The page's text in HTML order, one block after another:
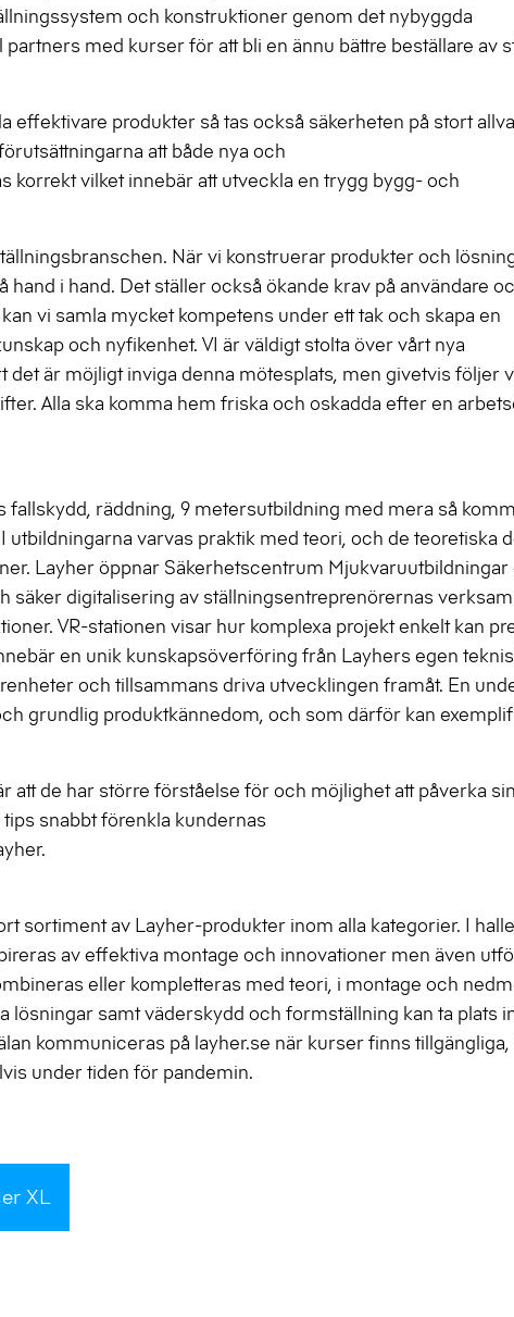
och konstruktioner genom det nybyggda
med kurser för att bli en ännu bättre beställare av
effektivare produkter så tas också säkerheten på stort
att både nya och
korrekt vilket innebär att utveckla en trygg bygg- och
När vi konstruerar produkter och
i hand. Det ställer också ökande krav på användare
vi samla mycket kompetens under ett tak och skapa en
och nyfikenhet. VI är väldigt stolta över vårt nya
är möjligt inviga denna mötesplats, men givetvis följer
Alla ska komma hem friska och oskadda efter en
fallskydd, räddning, 9 metersutbildning med mera så
varvas praktik med teori, och de teoretiska
Layher öppnar Säkerhetscentrum Mjukvaruutbildningar
säker digitalisering av ställningsentreprenörernas
VR-stationen visar hur komplexa projekt enkelt kan
en unik kunskapsöverföring från Layhers egen
och tillsammans driva utvecklingen framåt. En
grundlig produktkännedom, och som därför kan
de har större förståelse för och möjlighet att påverka
snabbt förenkla kundernas
sortiment av Layher-produkter inom alla kategorier. I
av effektiva montage och innovationer men även
eller kompletteras med teori, i montage och
lösningar samt väderskydd och formställning kan ta plats
kommuniceras på layher.se när kurser finns
under tiden för pandemin.
XL